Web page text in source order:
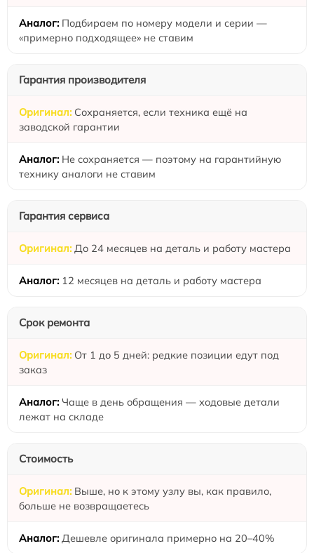
Подбираем по номеру модели и серии —
«примерно подходящее» не ставим
Гарантия производителя
Сохраняется, если техника ещё на
заводской гарантии
Не сохраняется — поэтому на гарантийную
технику аналоги не ставим
Гарантия сервиса
До 24 месяцев на деталь и работу мастера
12 месяцев на деталь и работу мастера
Срок ремонта
От 1 до 5 дней: редкие позиции едут под
заказ
Чаще в день обращения — ходовые детали
лежат на складе
Стоимость
Выше, но к этому узлу вы, как правило,
больше не возвращаетесь
Дешевле оригинала примерно на 20–40%